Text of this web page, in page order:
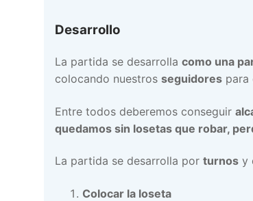
Desarrollo
La partida se desarrolla como una
colocando nuestros seguidores para
Entre todos deberemos conseguir
quedamos sin losetas que robar,
La partida se desarrolla por turnos y
Colocar la loseta